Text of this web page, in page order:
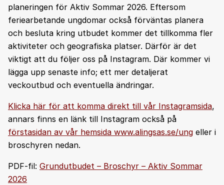
planeringen för Aktiv Sommar 2026. Eftersom
feriearbetande ungdomar också förväntas planera
och besluta kring utbudet kommer det tillkomma fler
aktiviteter och geografiska platser. Därför är det
viktigt att du följer oss på Instagram. Där kommer vi
lägga upp senaste info; ett mer detaljerat
veckoutbud och eventuella ändringar.
Klicka här för att komma direkt till vår Instagramsida,
annars finns en länk till Instagram också på
förstasidan av vår hemsida www.alingsas.se/ung eller i
broschyren nedan.
PDF-fil: Grundutbudet – Broschyr – Aktiv Sommar
2026